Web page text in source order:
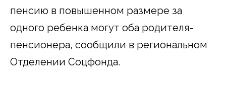
пенсию в повышенном размере за
одного ребенка могут оба родителя-
пенсионера, сообщили в региональном
Отделении Соцфонда.